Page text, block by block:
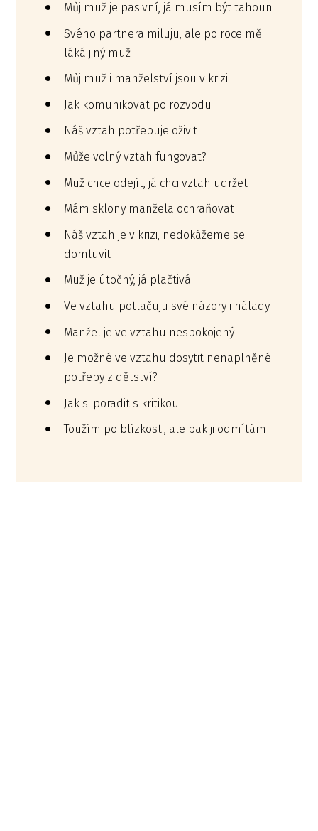
Můj muž je pasivní, já musím být tahoun
Svého partnera miluju, ale po roce mě
láká jiný muž
Můj muž i manželství jsou v krizi
Jak komunikovat po rozvodu
Náš vztah potřebuje oživit
Může volný vztah fungovat?
Muž chce odejít, já chci vztah udržet
Mám sklony manžela ochraňovat
Náš vztah je v krizi, nedokážeme se
domluvit
Muž je útočný, já plačtivá
Ve vztahu potlačuju své názory i nálady
Manžel je ve vztahu nespokojený
Je možné ve vztahu dosytit nenaplněné
potřeby z dětství?
Jak si poradit s kritikou
Toužím po blízkosti, ale pak ji odmítám